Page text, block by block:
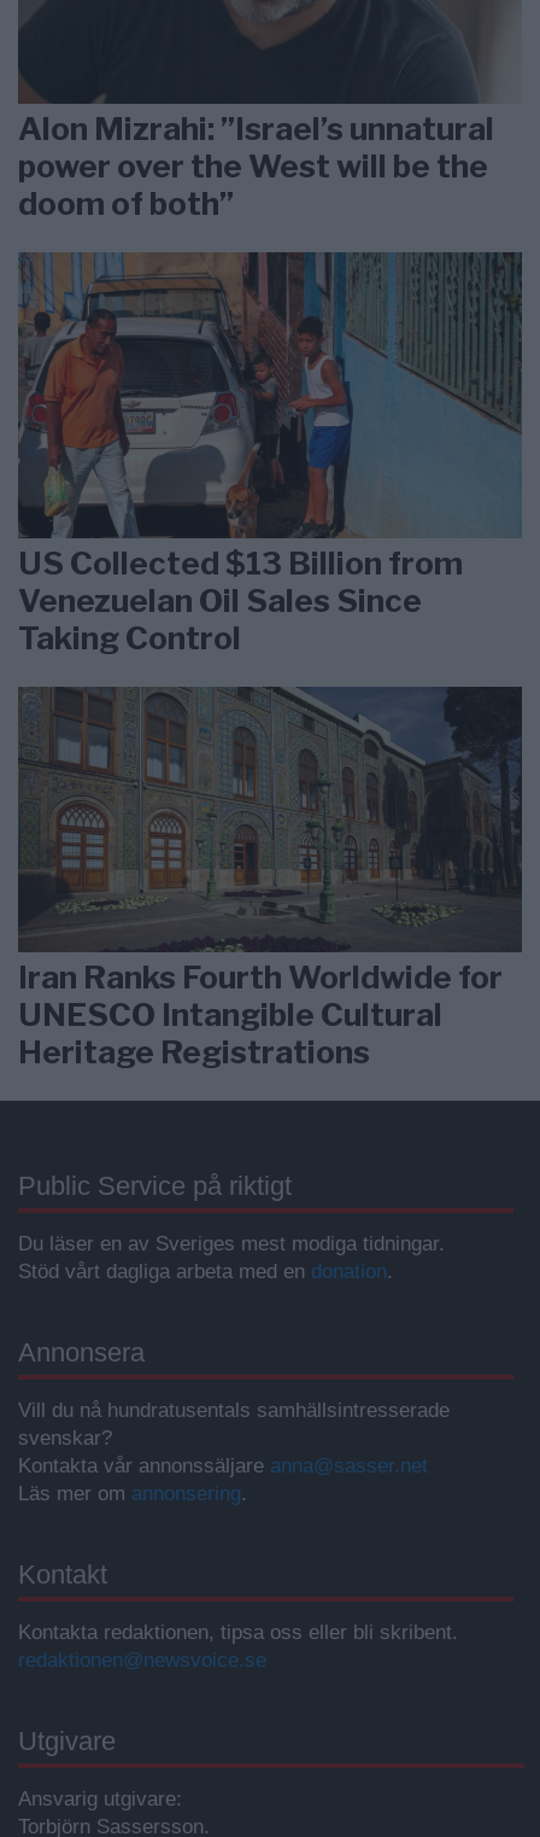
Alon Mizrahi: ”Israel’s unnatural
power over the West will be the
doom of both”
US Collected $13 Billion from
Venezuelan Oil Sales Since
Taking Control
Iran Ranks Fourth Worldwide for
UNESCO Intangible Cultural
Heritage Registrations
Public Service på riktigt
Du läser en av Sveriges mest modiga tidningar.
Stöd vårt dagliga arbeta med en donation.
Annonsera
Vill du nå hundratusentals samhällsintresserade
svenskar?
Kontakta vår annonssäljare anna@sasser.net
Läs mer om annonsering.
Kontakt
Kontakta redaktionen, tipsa oss eller bli skribent.
redaktionen@newsvoice.se
Utgivare
Ansvarig utgivare:
Torbjörn Sassersson.